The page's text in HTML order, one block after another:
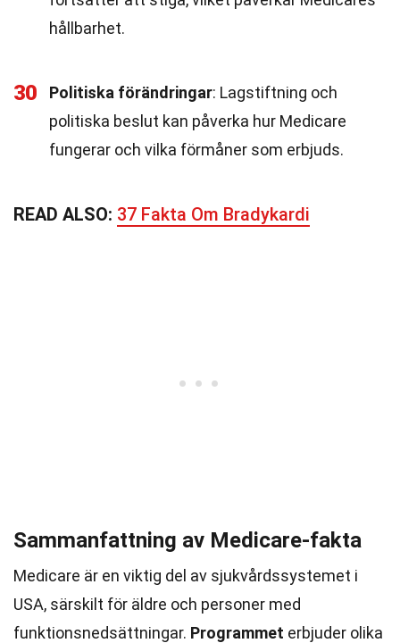
hållbarhet.
30 Politiska förändringar: Lagstiftning och
politiska beslut kan påverka hur Medicare
fungerar och vilka förmåner som erbjuds.
READ ALSO: 37 Fakta Om Bradykardi
Sammanfattning av Medicare-fakta
Medicare är en viktig del av sjukvårdssystemet i
USA, särskilt för äldre och personer med
funktionsnedsättningar. Programmet erbjuder olika